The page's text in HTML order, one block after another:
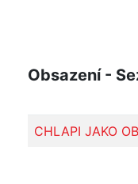
Obsazení -
CHLAPI JAKO